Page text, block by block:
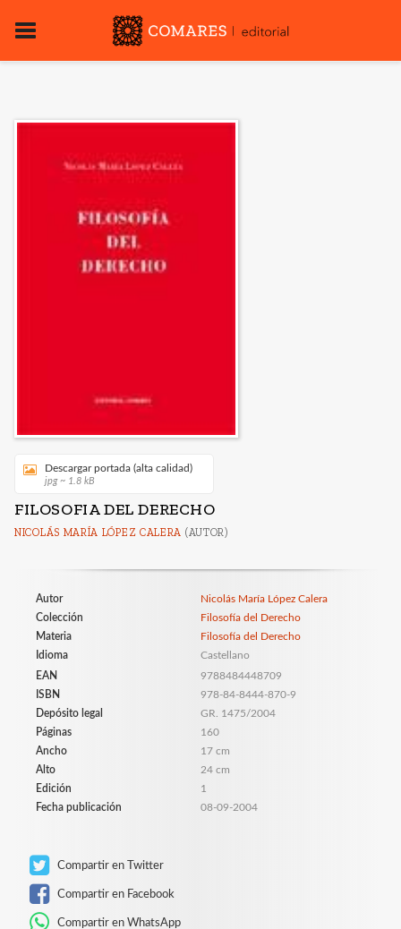
Descargar portada (alta calidad)
jpg ~ 1.8 kB
FILOSOFIA DEL DERECHO
NICOLÁS MARÍA LÓPEZ CALERA (AUTOR)
Autor
Nicolás María López Calera
Colección
Filosofía del Derecho
Materia
Filosofía del Derecho
Idioma
Castellano
EAN
9788484448709
ISBN
978-84-8444-870-9
Depósito legal
GR. 1475/2004
Páginas
160
Ancho
17 cm
Alto
24 cm
Edición
1
Fecha publicación
08-09-2004
Compartir en Twitter
Compartir en Facebook
Compartir en WhatsApp